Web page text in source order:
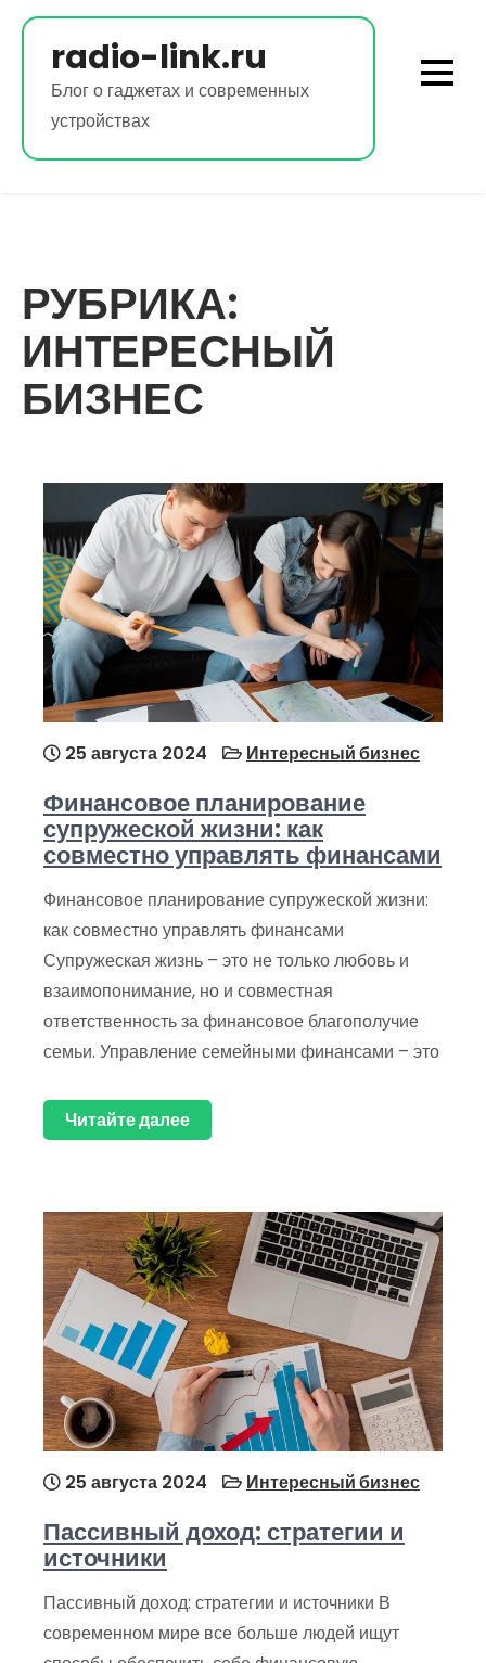
Перейти
содержимомуradio-link.ru
Блог о гаджетах и современных
устройствах
РУБРИКА:
ИНТЕРЕСНЫЙ
БИЗНЕС
25 августа 2024 Интересный бизнес
Финансовое планирование
супружеской жизни: как
совместно управлять финансами
Финансовое планирование супружеской жизни:
как совместно управлять финансами
Супружеская жизнь – это не только любовь и
взаимопонимание, но и совместная
ответственность за финансовое благополучие
семьи. Управление семейными финансами – это
Читайте далее
25 августа 2024 Интересный бизнес
Пассивный доход: стратегии и
источники
Пассивный доход: стратегии и источники В
современном мире все больше людей ищут